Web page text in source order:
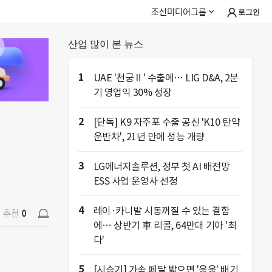
조선미디어그룹 로그인
추천 0
산업 많이 본 뉴스